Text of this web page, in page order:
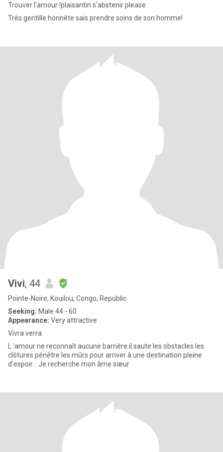
Trouver l'amour !plaisantin s’abstenir please
Très gentille honnête sais prendre soins de son homme!
Vivi, 44
Pointe-Noire, Kouilou, Congo, Republic
Seeking: Male 44 - 60
Appearance: Very attractive
Vivra verra
L 'amour ne reconnaît aucune barrière.il saute les obstacles les
clôtures pénètre les mûrs pour arriver à une destination pleine
d'espoir... Je recherche mon âme sœur